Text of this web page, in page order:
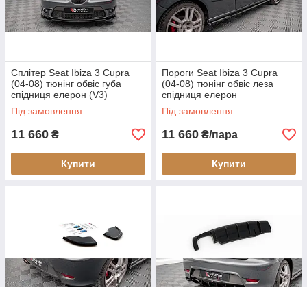
Сплітер Seat Ibiza 3 Cupra
(04-08) тюнінг обвіс губа
спідниця елерон (V3)
Під замовлення
11 660 ₴
Купити
Пороги Seat Ibiza 3 Cupra
(04-08) тюнінг обвіс леза
спідниця елерон
Під замовлення
11 660 ₴/пара
Купити